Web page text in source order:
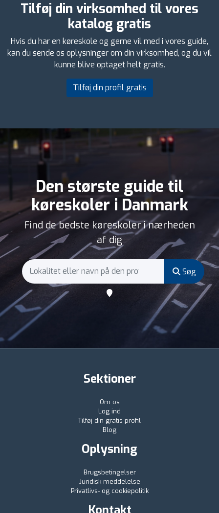
Tilføj din virksomhed til vores
katalog gratis
Hvis du har en køreskole og gerne vil med i vores guide,
kan du sende os oplysninger om din virksomhed, og du vil
kunne blive optaget helt gratis.
Tilføj din profil gratis
Den største guide til
køreskoler i Danmark
Find de bedste køreskoler i nærheden
af dig
Søg
Sektioner
Om os
Log ind
Tilføj din gratis profil
Blog
Oplysning
Brugsbetingelser
Juridisk meddelelse
Privatlivs- og cookiepolitik